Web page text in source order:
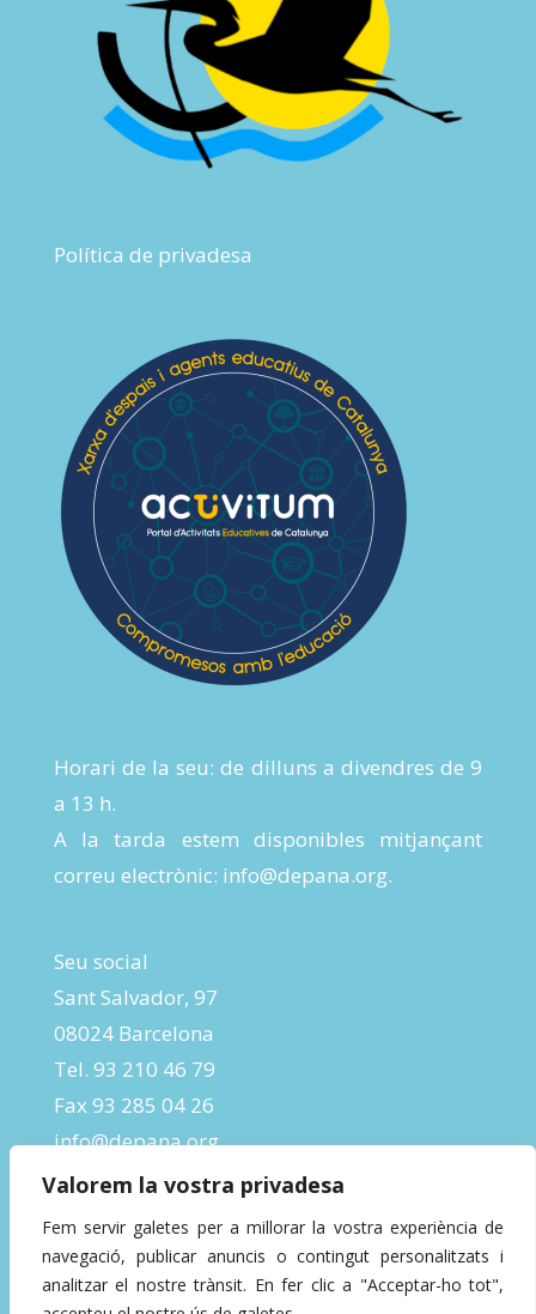
Valorem la vostra privadesa
Fem servir galetes per a millorar la vostra experiència de
navegació, publicar anuncis o contingut personalitzats i
analitzar el nostre trànsit. En fer clic a "Acceptar-ho tot",
Política de privadesa
Horari de la seu: de dilluns a divendres de 9
a 13 h.
A la tarda estem disponibles mitjançant
correu electrònic: info@depana.org.
Seu social
Sant Salvador, 97
08024 Barcelona
Tel. 93 210 46 79
Fax 93 285 04 26
info@depana.org